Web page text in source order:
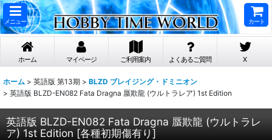
メニュー カート
ホーム マイページ ご利用案内 よくあるご質問 X
ホーム > 英語版 第13期 > BLZD ブレイジング・ドミニオン
> 英語版 BLZD-EN082 Fata Dragna 蜃欺龍 (ウルトラレア) 1st Edition
英語版 BLZD-EN082 Fata Dragna 蜃欺龍 (ウルトラレ
ア) 1st Edition [各種初期傷有り]